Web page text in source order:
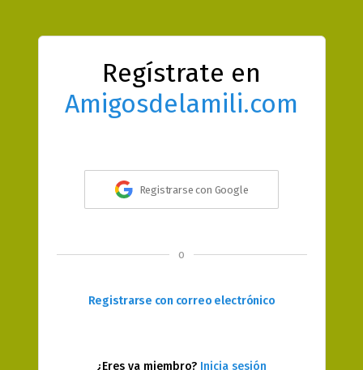
Regístrate en
Amigosdelamili.com
Registrarse con Google
o
Registrarse con correo electrónico
¿Eres ya miembro? Inicia sesión